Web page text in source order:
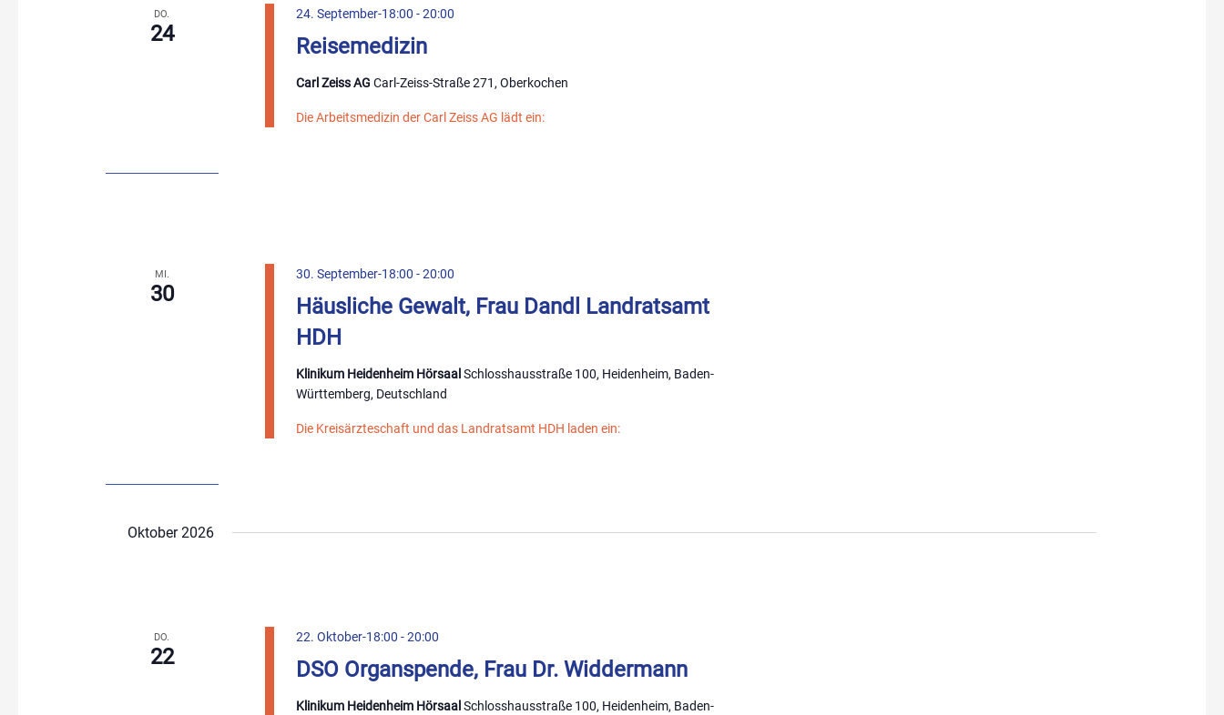
DO.
24 Reisemedizin
24. September-18:00 -20:00
Carl Zeiss AG Carl-Zeiss-Straße 271, Oberkochen
Die Arbeitsmedizin der Carl Zeiss AG lädt ein:
MI.
30
Häusliche Gewalt, Frau Dandl Landratsamt
HDH
30. September-18:00 -20:00
Klinikum Heidenheim Hörsaal Schlosshausstraße 100, Heidenheim, Baden-
Württemberg, Deutschland
Die Kreisärzteschaft und das Landratsamt HDH laden ein:
Oktober 2026
DO.
22 DSO Organspende, Frau Dr. Widdermann
22. Oktober-18:00 -20:00
Klinikum Heidenheim Hörsaal Schlosshausstraße 100, Heidenheim, Baden-